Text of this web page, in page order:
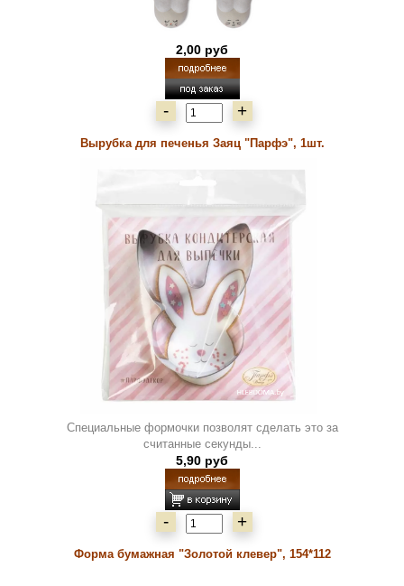
2,00 руб
- +
Вырубка для печенья Заяц "Парфэ", 1шт.
Специальные формочки позволят сделать это за
считанные секунды...
5,90 руб
- +
Форма бумажная "Золотой клевер", 154*112